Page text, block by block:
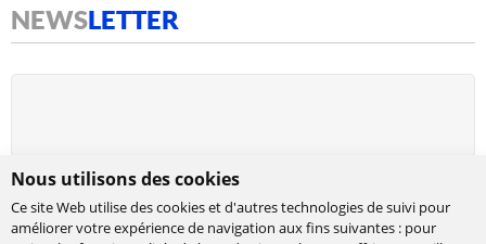
Nous utilisons des cookies
Ce site Web utilise des cookies et d'autres technologies de suivi pour
améliorer votre expérience de navigation aux fins suivantes : pour
NEWSLETTER